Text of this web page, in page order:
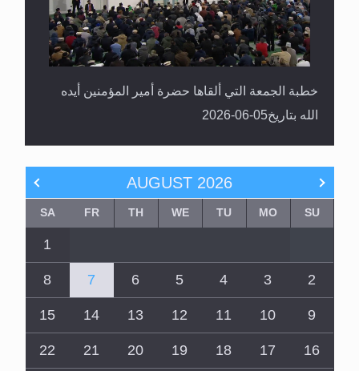
خطبة الجمعة التي ألقاها حضرة أمير المؤمنين أيده
الله بتاريخ05-06-2026
AUGUST 2026
SU
MO
TU
WE
TH
FR
SA
1
2
3
4
5
6
7
8
9
10
11
12
13
14
15
16
17
18
19
20
21
22